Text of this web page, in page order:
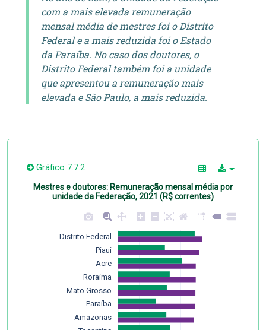
com a mais elevada remuneração
mensal média de mestres foi o Distrito
Federal e a mais reduzida foi o Estado
da Paraíba. No caso dos doutores, o
Distrito Federal também foi a unidade
que apresentou a remuneração mais
elevada e São Paulo, a mais reduzida.
Gráfico 7.7.2
Mestres e doutores: Remuneração mensal média por
unidade da Federação, 2021 (R$ correntes)
Amazonas
Paraíba
Mato Grosso
Roraima
Acre
Piauí
Distrito Federal